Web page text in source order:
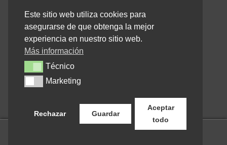
Inicio
Cómo comprar online
Devoluciones y reembolsos
Cancelar pedido
Contacto
Este sitio web utiliza cookies para
asegurarse de que obtenga la mejor
experiencia en nuestro sitio web.
Más información
TécnicoTécnico
MarketingMarketing
Rechazar Guardar
Aceptar
todo